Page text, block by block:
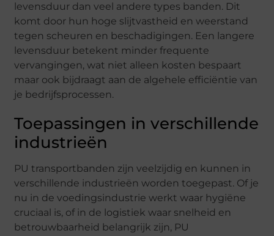
levensduur dan veel andere types banden. Dit
komt door hun hoge slijtvastheid en weerstand
tegen scheuren en beschadigingen. Een langere
levensduur betekent minder frequente
vervangingen, wat niet alleen kosten bespaart
maar ook bijdraagt aan de algehele efficiëntie van
je bedrijfsprocessen.
Toepassingen in verschillende
industrieën
PU transportbanden zijn veelzijdig en kunnen in
verschillende industrieën worden toegepast. Of je
nu in de voedingsindustrie werkt waar hygiëne
cruciaal is, of in de logistiek waar snelheid en
betrouwbaarheid belangrijk zijn, PU